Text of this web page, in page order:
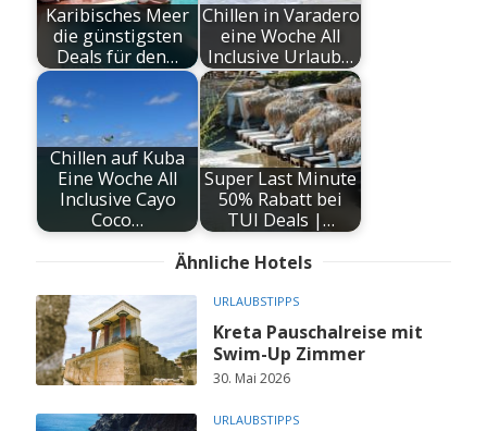
Karibisches Meer
die günstigsten
Deals für den…
Chillen in Varadero
eine Woche All
Inclusive Urlaub…
Chillen auf Kuba
Eine Woche All
Inclusive Cayo
Coco…
Super Last Minute
50% Rabatt bei
TUI Deals |…
Ähnliche Hotels
URLAUBSTIPPS
Kreta Pauschalreise mit
Swim-Up Zimmer
30. Mai 2026
URLAUBSTIPPS